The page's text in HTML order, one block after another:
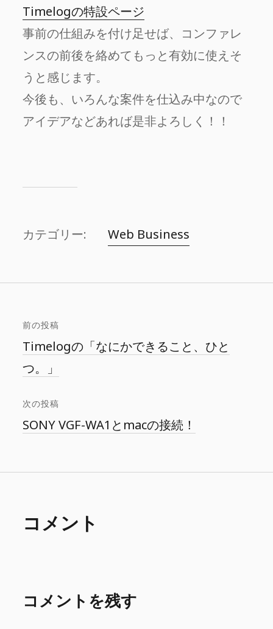
Timelogの特設ページ
事前の仕組みを付け足せば、コンファレ
ンスの前後を絡めてもっと有効に使えそ
うと感じます。
今後も、いろんな案件を仕込み中なので
アイデアなどあれば是非よろしく！！
カテゴリー: Web Business
前の投稿
Timelogの「なにかできること、ひと
つ。」
次の投稿
SONY VGF-WA1とmacの接続！
コメント
コメントを残す